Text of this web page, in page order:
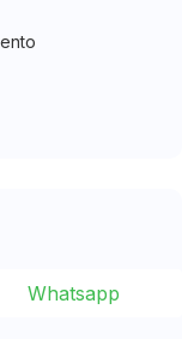
Whatsapp